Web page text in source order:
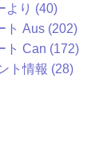
より (40)
ト Aus (202)
ト Can (172)
ト情報 (28)